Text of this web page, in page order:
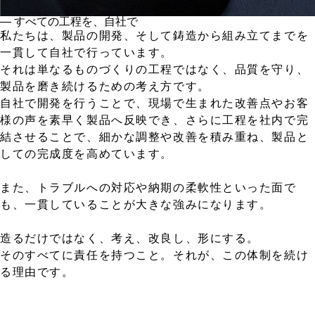
― すべての工程を、自社で
私たちは、製品の開発、そして鋳造から組み立てまでを
一貫して自社で行っています。
それは単なるものづくりの工程ではなく、品質を守り、
製品を磨き続けるための考え方です。
自社で開発を行うことで、現場で生まれた改善点やお客
様の声を素早く製品へ反映でき、さらに工程を社内で完
結させることで、細かな調整や改善を積み重ね、製品と
しての完成度を高めています。
また、トラブルへの対応や納期の柔軟性といった面で
も、一貫していることが大きな強みになります。
造るだけではなく、考え、改良し、形にする。
そのすべてに責任を持つこと。それが、この体制を続け
る理由です。